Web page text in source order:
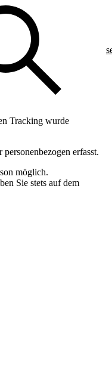
Tracking wurde
erfasst.
möglich.
Sie stets auf dem